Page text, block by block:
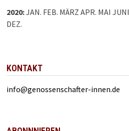
2020:JAN. FEB. MÄRZ APR. MAI JUNI
DEZ.
KONTAKT
info@genossenschafter-innen.de